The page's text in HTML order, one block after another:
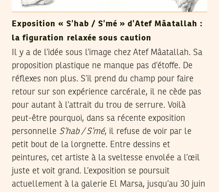
Exposition « S’hab / S’mé » d’Atef Mâatallah :
la figuration relaxée sous caution
Il y a de l’idée sous l’image chez Atef Mâatallah. Sa
proposition plastique ne manque pas d’étoffe. De
réflexes non plus. S’il prend du champ pour faire
retour sur son expérience carcérale, il ne cède pas
pour autant à l’attrait du trou de serrure. Voilà
peut-être pourquoi, dans sa récente exposition
personnelle S’hab / S’mé, il refuse de voir par le
petit bout de la lorgnette. Entre dessins et
peintures, cet artiste à la sveltesse envolée a l’œil
juste et voit grand. L’exposition se poursuit
actuellement à la galerie El Marsa, jusqu’au 30 juin